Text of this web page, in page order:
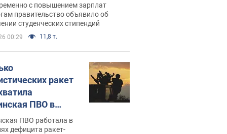
с повышением зарплат
правительство объявило об
студенческих стипендий
00:29 11,8 т.
ракет
ПВО в
в Минобороны
цифру
ПВО работала в
дефицита ракет-